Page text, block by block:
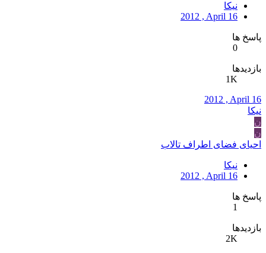
نیکا
2012 , April 16
پاسخ ها
0
بازدیدها
1K
2012 , April 16
نیکا
ن
ن
احیای فضای اطراف تالاب
نیکا
2012 , April 16
پاسخ ها
1
بازدیدها
2K